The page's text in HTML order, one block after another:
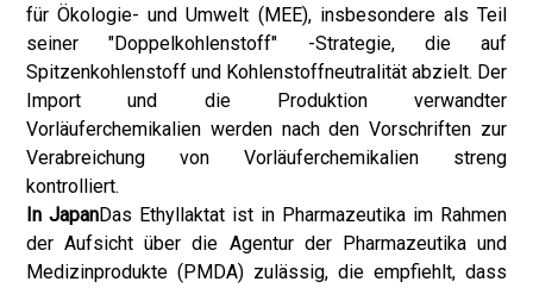
für Ökologie- und Umwelt (MEE), insbesondere als Teil
seiner "Doppelkohlenstoff" -Strategie, die auf
Spitzenkohlenstoff und Kohlenstoffneutralität abzielt. Der
Import und die Produktion verwandter
Vorläuferchemikalien werden nach den Vorschriften zur
Verabreichung von Vorläuferchemikalien streng
kontrolliert.
In JapanDas Ethyllaktat ist in Pharmazeutika im Rahmen
der Aufsicht über die Agentur der Pharmazeutika und
Medizinprodukte (PMDA) zulässig, die empfiehlt, dass